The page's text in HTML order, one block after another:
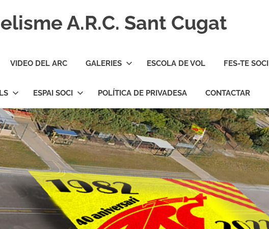
A.R.C. Sant Cugat
VIDEO DEL ARC GALERIES ESCOLA DE VOL FES-TE SOCI
ESPAI SOCI POLÍTICA DE PRIVADESA CONTACTAR